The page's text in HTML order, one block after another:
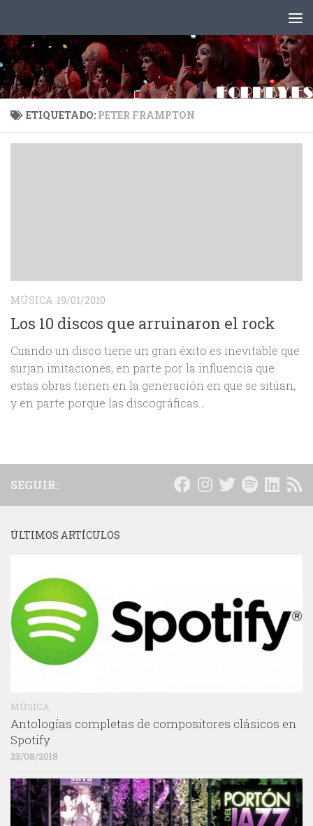
ETIQUETADO: PETER FRAMPTON
MÚSICA 19/01/2010
Los 10 discos que arruinaron el rock
Cuando un disco tiene un gran éxito es inevitable que
surjan imitaciones, en parte por la influencia que
estas obras tienen en la generación en que se sitúan,
y en parte porque las discográficas...
SEGUIR:
ÚLTIMOS ARTÍCULOS
MÚSICA
Antologías completas de compositores clásicos en
Spotify
23/08/2018